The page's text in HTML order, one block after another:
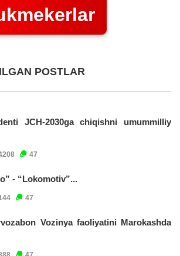
POSTLAR
JCH-2030ga chiqishni umummilliy
47
- “Lokomotiv”...
47
Vozinya faoliyatini Marokashda